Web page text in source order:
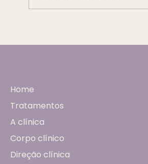
integrativa e preventiva?
Home
Tratamentos
A clínica
Corpo clínico
Direção clínica